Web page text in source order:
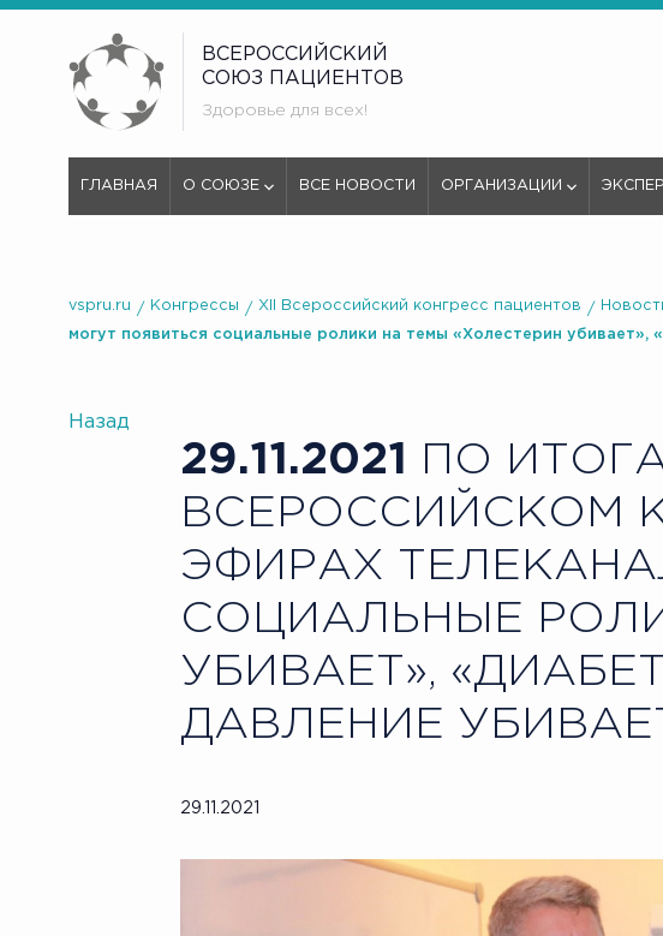
ВСЕРОССИЙСКИЙ
СОЮЗ ПАЦИЕНТОВ
Здоровье для всех!
ГЛАВНАЯ О СОЮЗЕ ВСЕ НОВОСТИ ОРГАНИЗАЦИИ
vspru.ru Конгрессы XII Всероссийский конгресс пациентов
могут появиться социальные ролики на темы «Холестерин
Назад
29.11.2021
ПО
ВСЕРОССИЙСКОМ
ЭФИРАХ
СОЦИАЛЬНЫЕ
УБИВАЕТ»,
ДАВЛЕНИЕ
29.11.2021